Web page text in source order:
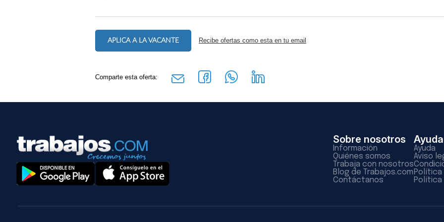
APLICA A LA VACANTE Recibe ofertas como esta en tu email
Comparte esta oferta:
Sobre nosotros
Información
Quiénes somos
Trabaja con nosotros
Blog de Trabajos.com
Contáctanos
Ayuda
Ayuda
Aviso
Política